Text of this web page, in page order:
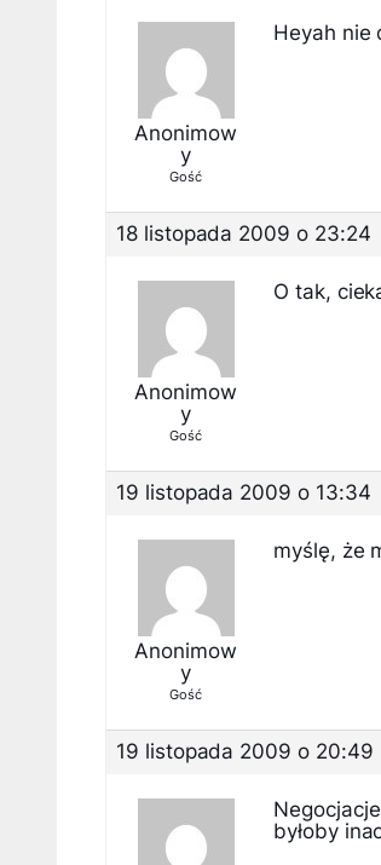
Anonimow
y
Gość
Heyah nie
18 listopada 2009 o 23:24
Anonimow
y
Gość
O tak,
19 listopada 2009 o 13:34
Anonimow
y
Gość
myślę, że
19 listopada 2009 o 20:49
byłoby